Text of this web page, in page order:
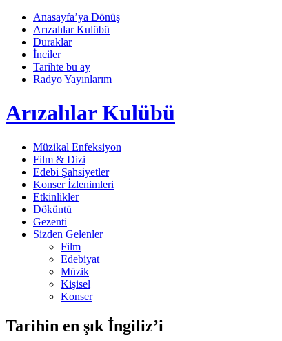
Anasayfa’ya Dönüş
Arızalılar Kulübü
Duraklar
İnciler
Tarihte bu ay
Radyo Yayınlarım
Arızalılar Kulübü
Müzikal Enfeksiyon
Film & Dizi
Edebi Şahsiyetler
Konser İzlenimleri
Etkinlikler
Döküntü
Gezenti
Sizden Gelenler
Film
Edebiyat
Müzik
Kişisel
Konser
Tarihin en şık İngiliz’i